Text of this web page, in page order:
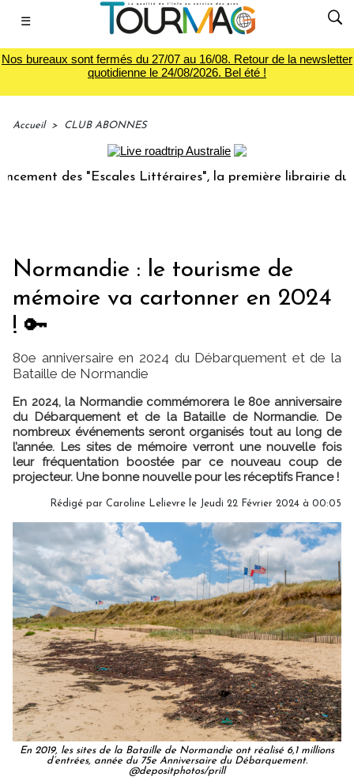
☰
Nos bureaux sont fermés du 27/07 au 16/08. Retour de la newsletter
quotidienne le 24/08/2026. Bel été !
Accueil > CLUB ABONNES
des "Escales Littéraires", la première librairie du voyage
Normandie : le tourisme de
mémoire va cartonner en 2024
! 🔑
80e anniversaire en 2024 du Débarquement et de la
Bataille de Normandie
En 2024, la Normandie commémorera le 80e anniversaire
du Débarquement et de la Bataille de Normandie. De
nombreux événements seront organisés tout au long de
l’année. Les sites de mémoire verront une nouvelle fois
leur fréquentation boostée par ce nouveau coup de
projecteur. Une bonne nouvelle pour les réceptifs France !
Rédigé par Caroline Lelievre le Jeudi 22 Février 2024 à 00:05
En 2019, les sites de la Bataille de Normandie ont réalisé 6,1 millions
d’entrées, année du 75e Anniversaire du Débarquement.
@depositphotos/prill